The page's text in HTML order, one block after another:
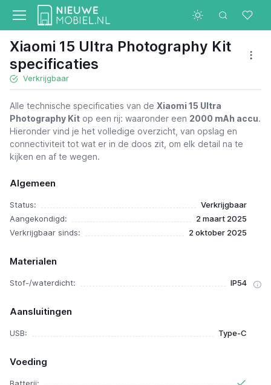
Xiaomi 15 Ultra Photography Kit
specificaties
Verkrijgbaar
Alle technische specificaties van de Xiaomi 15 Ultra
Photography Kit op een rij: waaronder een 2000 mAh accu.
Hieronder vind je het volledige overzicht, van opslag en
connectiviteit tot wat er in de doos zit, om elk detail na te
kijken en af te wegen.
Algemeen
Status:
Verkrijgbaar
Aangekondigd:
2 maart 2025
Verkrijgbaar sinds:
2 oktober 2025
Materialen
Stof-/waterdicht: IP54
Aansluitingen
USB: Type-C
Voeding